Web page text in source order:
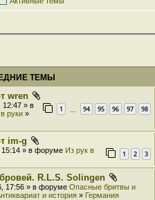
ТЕМЫ
wren
1 94 95 96 97 98
12:47 » в
руки »
im-g
1 2 3
15:14 » в форуме Из рук в
R.L.S. Solingen
17:56 » в форуме Опасные бритвы и
и история » Германия